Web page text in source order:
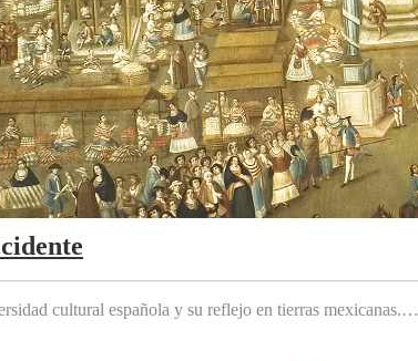
cultural española y su reflejo en tierras mexicanas.…